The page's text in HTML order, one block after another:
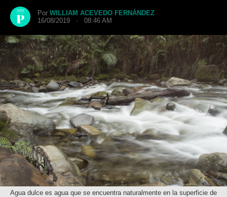
Por WILLIAM ACEVEDO FERNÁNDEZ
16/08/2019 · 08:46 AM
Agua dulce es agua que se encuentra naturalmente en la superficie de